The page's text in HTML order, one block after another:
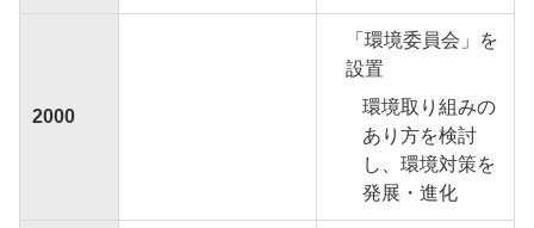
2000
「環境委員会」を
設置
環境取り組みの
あり方を検討
し、環境対策を
発展・進化